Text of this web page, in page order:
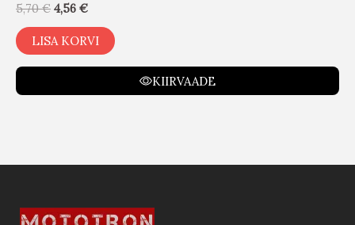
5,70€ 4,56 €
LISA KORVI
KIIRVAADE